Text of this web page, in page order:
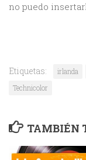
no puedo
Etiquetas: irlanda
Technicolor
TAMBIÉN